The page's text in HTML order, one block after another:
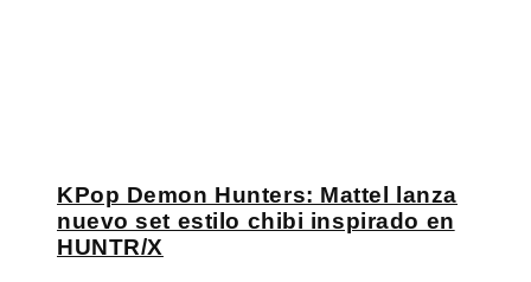
KPop Demon Hunters: Mattel lanza
nuevo set estilo chibi inspirado en
HUNTR/X